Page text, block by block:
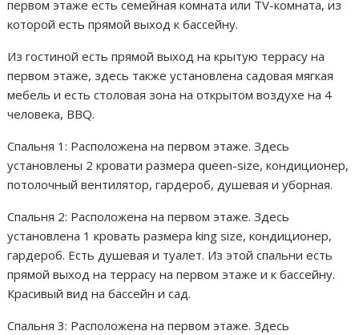
первом этаже есть семейная комната или TV-комната, из
которой есть прямой выход к бассейну.
Из гостиной есть прямой выход на крытую террасу на
первом этаже, здесь также установлена садовая мягкая
мебель и есть столовая зона на открытом воздухе на 4
человека, BBQ.
Спальня 1: Расположена на первом этаже. Здесь
установлены 2 кровати размера queen-size, кондиционер,
потолочный вентилятор, гардероб, душевая и уборная.
Спальня 2: Расположена на первом этаже. Здесь
установлена 1 кровать размера king size, кондиционер,
гардероб. Есть душевая и туалет. Из этой спальни есть
прямой выход на террасу на первом этаже и к бассейну.
Красивый вид на бассейн и сад.
Спальня 3: Расположена на первом этаже. Здесь